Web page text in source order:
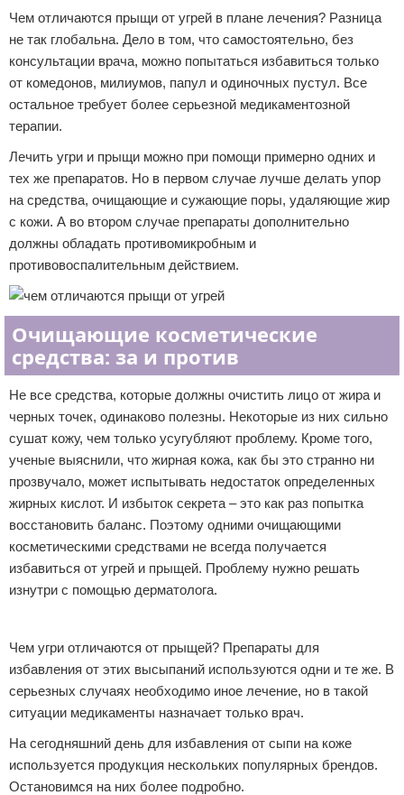
Чем отличаются прыщи от угрей в плане лечения? Разница
не так глобальна. Дело в том, что самостоятельно, без
консультации врача, можно попытаться избавиться только
от комедонов, милиумов, папул и одиночных пустул. Все
остальное требует более серьезной медикаментозной
терапии.
Лечить угри и прыщи можно при помощи примерно одних и
тех же препаратов. Но в первом случае лучше делать упор
на средства, очищающие и сужающие поры, удаляющие жир
с кожи. А во втором случае препараты дополнительно
должны обладать противомикробным и
противовоспалительным действием.
Очищающие косметические
средства: за и против
Не все средства, которые должны очистить лицо от жира и
черных точек, одинаково полезны. Некоторые из них сильно
сушат кожу, чем только усугубляют проблему. Кроме того,
ученые выяснили, что жирная кожа, как бы это странно ни
прозвучало, может испытывать недостаток определенных
жирных кислот. И избыток секрета – это как раз попытка
восстановить баланс. Поэтому одними очищающими
косметическими средствами не всегда получается
избавиться от угрей и прыщей. Проблему нужно решать
изнутри с помощью дерматолога.
Чем угри отличаются от прыщей? Препараты для
избавления от этих высыпаний используются одни и те же. В
серьезных случаях необходимо иное лечение, но в такой
ситуации медикаменты назначает только врач.
На сегодняшний день для избавления от сыпи на коже
используется продукция нескольких популярных брендов.
Остановимся на них более подробно.